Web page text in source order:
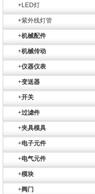
+LED灯
+紫外线灯管
+机械配件
+机械传动
+仪器仪表
+变送器
+开关
+过滤件
+夹具模具
+电子元件
+电气元件
+模块
+阀门
MFT
ZIGOR